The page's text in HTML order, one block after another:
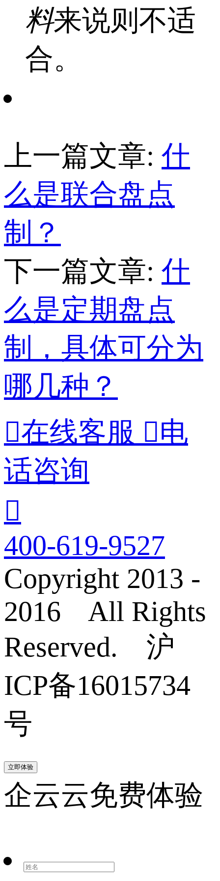
料来说则不适
合。
上一篇文章: 什
么是联合盘点
制？
下一篇文章: 什
么是定期盘点
制，具体可分为
哪几种？
在线客服 电
话咨询

400-619-9527
Copyright 2013 -
2016 All Rights
Reserved. 沪
ICP备16015734
号
立即体验
企云云免费体验